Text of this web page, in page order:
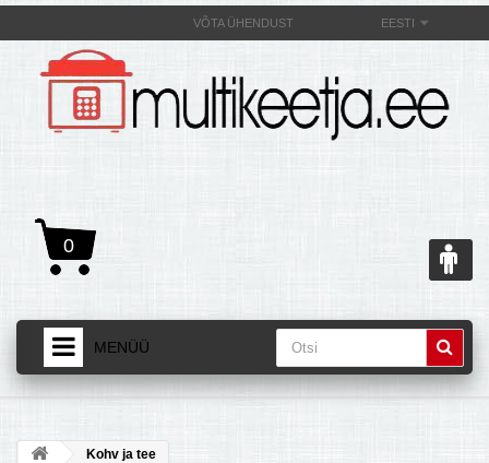
EESTI
VÕTA ÜHENDUST
0
MENÜÜ
TOOTED
Kohv ja tee